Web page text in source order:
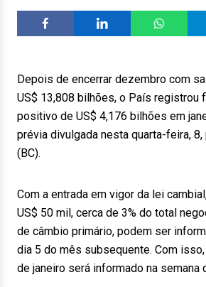
Depois de encerrar dezembro com
US$ 13,808 bilhões, o País registrou
positivo de US$ 4,176 bilhões em
prévia divulgada nesta quarta-feira,
(BC).
Com a entrada em vigor da lei
US$ 50 mil, cerca de 3% do total
de câmbio primário, podem ser
dia 5 do mês subsequente. Com
de janeiro será informado na semana